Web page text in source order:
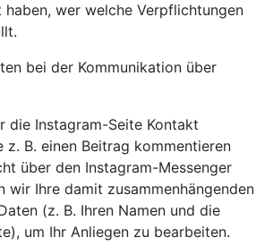
wer welche Verpflichtungen
bei der Kommunikation über
die Instagram-Seite Kontakt
z. B. einen Beitrag kommentieren
über den Instagram-Messenger
wir Ihre damit zusammenhängenden
(z. B. Ihren Namen und die
um Ihr Anliegen zu bearbeiten.